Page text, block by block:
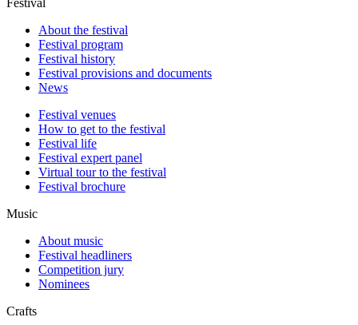
Festival
About the festival
Festival program
Festival history
Festival provisions and documents
News
Festival venues
How to get to the festival
Festival life
Festival expert panel
Virtual tour to the festival
Festival brochure
Music
About music
Festival headliners
Competition jury
Nominees
Crafts